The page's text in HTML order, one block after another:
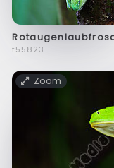
f55823
Zoom